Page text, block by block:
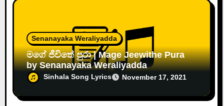
Senanayaka Weraliyadda
මගේ ජීවිතේ පුරා | Mage Jeewithe Pura
by Senanayaka Weraliyadda
Sinhala Song Lyrics November 17, 2021